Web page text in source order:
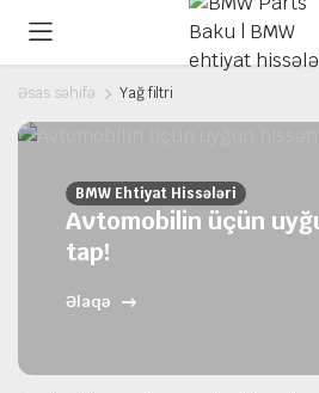
Əsas səhifə Yağ filtri
BMW Ehtiyat Hissələri
Avtomobilin üçün
tap!
Əlaqə